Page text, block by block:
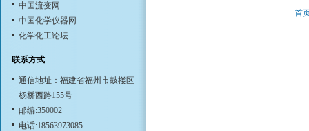
中国流变网
中国化学仪器网
化学化工论坛
联系方式
通信地址：福建省福州市鼓楼区
杨桥西路155号
邮编:350002
电话:18563973085
首